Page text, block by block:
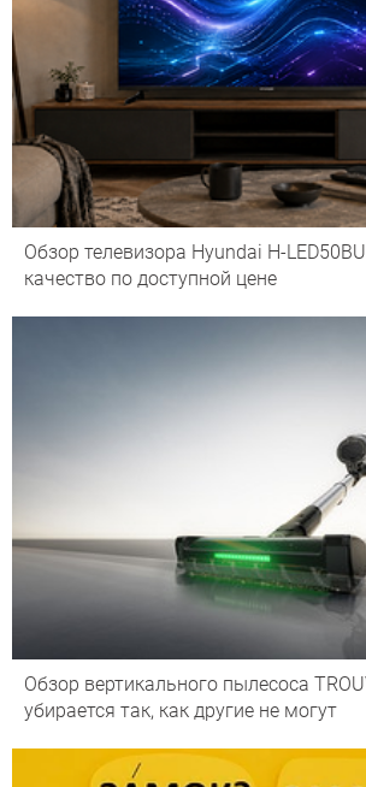
Обзор телевизора Hyundai H-
качество по доступной цене
Обзор вертикального пылесоса
убирается так, как другие не могут